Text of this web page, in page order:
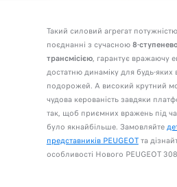
Такий силовий агрегат
поєднанні з сучасною8-
трансмісією, гарантує вражаючу
достатню динаміку для будь-
подорожей. А високий крутний
чудова керованість завдяки
так, щоб приємних вражень під
було якнайбільше. Замовляйте
представників PEUGEOTта
особливості Нового PEUGEOT